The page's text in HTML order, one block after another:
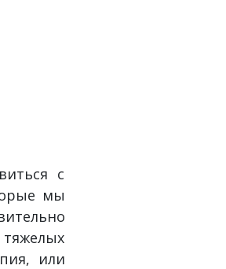
с
мы
или